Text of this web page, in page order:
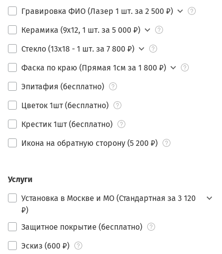
Гравировка ФИО (Лазер 1 шт. за 2 500 ₽)
Керамика (9х12, 1 шт. за 5 000 ₽)
Стекло (13х18 - 1 шт. за 7 800 ₽)
Фаска по краю (Прямая 1см за 1 800 ₽)
Эпитафия (бесплатно)
Цветок 1шт (бесплатно)
Крестик 1шт (бесплатно)
Икона на обратную сторону (5 200 ₽)
Услуги
Установка в Москве и МО (Стандартная за 3 120
₽)
Защитное покрытие (бесплатно)
Эскиз (600 ₽)